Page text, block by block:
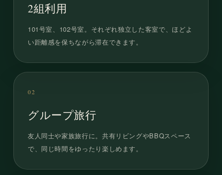
2組利用
101号室、102号室。それぞれ独立した客室で、ほどよ
い距離感を保ちながら滞在できます。
02
グループ旅行
友人同士や家族旅行に。共有リビングやBBQスペース
で、同じ時間をゆったり楽しめます。